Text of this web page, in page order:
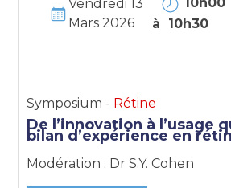
Vendredi 13
Mars 2026
à 10h30
Symposium - Rétine
De l’innovation à l’usage
bilan d’expérience en
Modération : Dr S.Y. Cohen